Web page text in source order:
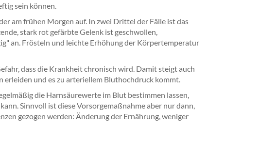
sein können.
am frühen Morgen auf. In zwei Drittel der Fälle ist das
stark rot gefärbte Gelenk ist geschwollen,
an. Frösteln und leichte Erhöhung der Körpertemperatur
dass die Krankheit chronisch wird. Damit steigt auch
erleiden und es zu arteriellem Bluthochdruck kommt.
die Harnsäurewerte im Blut bestimmen lassen,
Sinnvoll ist diese Vorsorgemaßnahme aber nur dann,
gezogen werden: Änderung der Ernährung, weniger